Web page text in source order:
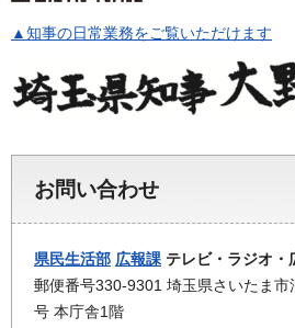
▲知事の日常業務をご覧いただけます
お問い合わせ
県民生活部 広報課 テレビ・ラジオ・
郵便番号330-9301 埼玉県さいたま
号 本庁舎1階